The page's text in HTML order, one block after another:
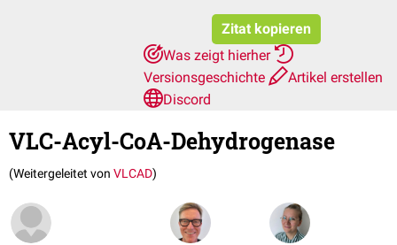
Zitat kopieren
Was zeigt hierher
Versionsgeschichte
Artikel erstellen
Discord
VLC-Acyl-CoA-Dehydrogenase
(Weitergeleitet von VLCAD)